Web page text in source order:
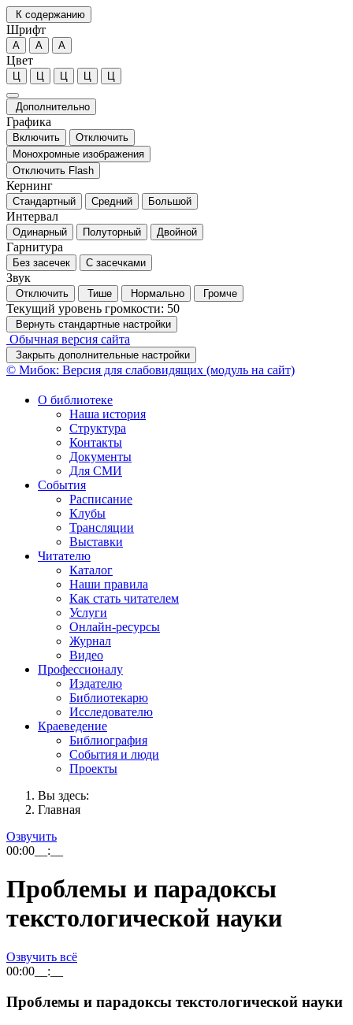
К содержанию
Шрифт
А А А
Цвет
Ц Ц Ц Ц Ц
Дополнительно
Графика
Включить
Отключить
Монохромные изображения
Отключить Flash
Кернинг
Стандартный Средний Большой
Интервал
Одинарный Полуторный Двойной
Гарнитура
Без засечек С засечками
Звук
Отключить Тише Нормально Громче
Текущий уровень громкости: 50
Вернуть стандартные настройки
Обычная версия сайта
Закрыть дополнительные настройки
© Мибок: Версия для слабовидящих (модуль на сайт)
О библиотеке
Наша история
Структура
Контакты
Документы
Для СМИ
События
Расписание
Клубы
Трансляции
Выставки
Читателю
Каталог
Наши правила
Как стать читателем
Услуги
Онлайн-ресурсы
Журнал
Видео
Профессионалу
Издателю
Библиотекарю
Исследователю
Краеведение
Библиография
События и люди
Проекты
Вы здесь:
Главная
Озвучить
00:00 __:__
Проблемы и парадоксы
текстологической науки
Озвучить всё
00:00 __:__
Проблемы и парадоксы текстологической науки